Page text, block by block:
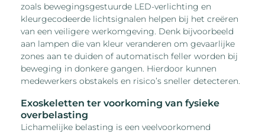
zoals bewegingsgestuurde LED-verlichting en
kleurgecodeerde lichtsignalen helpen bij het creëren
van een veiligere werkomgeving. Denk bijvoorbeeld
aan lampen die van kleur veranderen om gevaarlijke
zones aan te duiden of automatisch feller worden bij
beweging in donkere gangen. Hierdoor kunnen
medewerkers obstakels en risico’s sneller detecteren.
Exoskeletten ter voorkoming van fysieke
overbelasting
Lichamelijke belasting is een veelvoorkomend